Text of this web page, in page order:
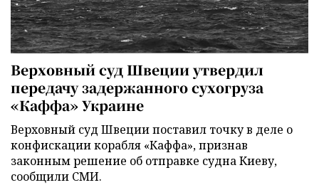
Верховный суд Швеции утвердил
передачу задержанного сухогруза
«Каффа» Украине
Верховный суд Швеции поставил точку в деле о
конфискации корабля «Каффа», признав
законным решение об отправке судна Киеву,
сообщили СМИ.